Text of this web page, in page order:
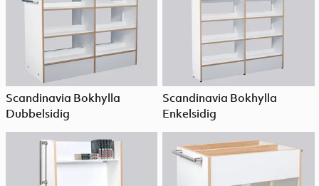
Scandinavia Bokhylla
Dubbelsidig
Scandinavia Bokhylla
Enkelsidig